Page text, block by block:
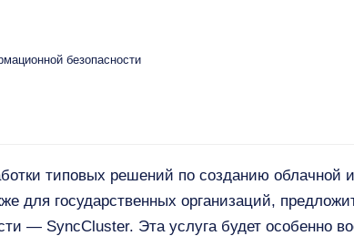
безопасности
типовых решений по созданию облачной
для государственных организаций,
— SyncCluster. Эта услуга будет особенно